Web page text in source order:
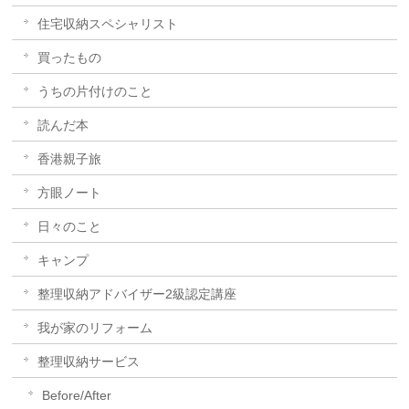
住宅収納スペシャリスト
買ったもの
うちの片付けのこと
読んだ本
香港親子旅
方眼ノート
日々のこと
キャンプ
整理収納アドバイザー2級認定講座
我が家のリフォーム
整理収納サービス
Before/After